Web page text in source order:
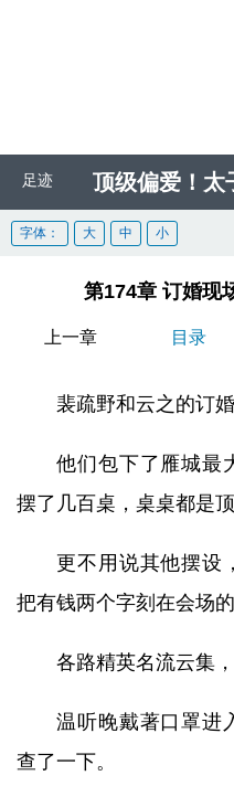
足迹 顶级偏爱！太
字体： 大 中 小
第174章 订婚现
上一章 目录
裴疏野和云之的订
他们包下了雁城最
摆了几百桌，桌桌都是顶
更不用说其他摆设
把有钱两个字刻在会场
各路精英名流云集
温听晚戴著口罩进
查了一下。